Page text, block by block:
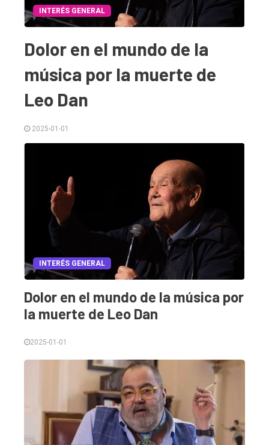
Balcarce
Inicio
Tendencia
General
Entrevistas
INTERÉS GENERAL
Dolor en el mundo de la
música por la muerte de
Leo Dan
2025-01-01
INTERÉS GENERAL
Dolor en el mundo de la música por
la muerte de Leo Dan
2025-01-01